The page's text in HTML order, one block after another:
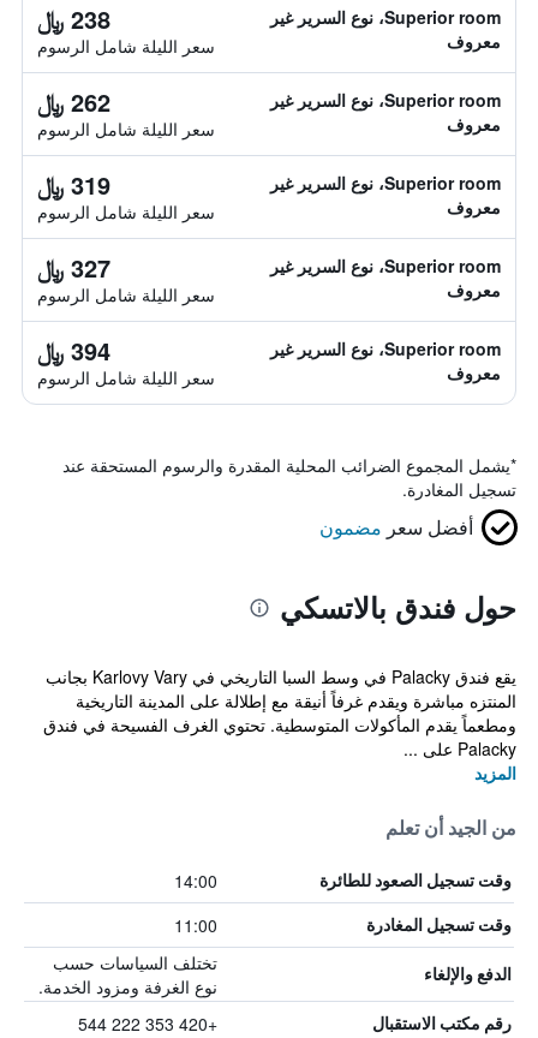
Superior room، نوع السرير غير
معروف
238 ﷼
سعر الليلة شامل الرسوم
Superior room، نوع السرير غير
معروف
262 ﷼
سعر الليلة شامل الرسوم
Superior room، نوع السرير غير
معروف
319 ﷼
سعر الليلة شامل الرسوم
Superior room، نوع السرير غير
معروف
327 ﷼
سعر الليلة شامل الرسوم
Superior room، نوع السرير غير
معروف
394 ﷼
سعر الليلة شامل الرسوم
*يشمل المجموع الضرائب المحلية المقدرة والرسوم المستحقة عند
تسجيل المغادرة.
أفضل سعر مضمون
حول فندق بالاتسكي
يقع فندق Palacky في وسط السبا التاريخي في Karlovy Vary بجانب
المنتزه مباشرة ويقدم غرفاً أنيقة مع إطلالة على المدينة التاريخية
ومطعماً يقدم المأكولات المتوسطية. تحتوي الغرف الفسيحة في فندق
Palacky على ...
المزيد
من الجيد أن تعلم
وقت تسجيل الصعود للطائرة 14:00
وقت تسجيل المغادرة 11:00
الدفع والإلغاء
تختلف السياسات حسب
نوع الغرفة ومزود الخدمة.
رقم مكتب الاستقبال +420 353 222 544